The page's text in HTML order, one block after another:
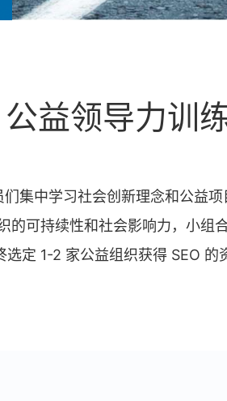
公益领导力训
集中学习社会创新理念和公益
的可持续性和社会影响力，小组
选定 1-2 家公益组织获得 SEO 的